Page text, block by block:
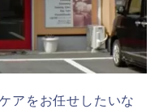
アをお任せしたいな